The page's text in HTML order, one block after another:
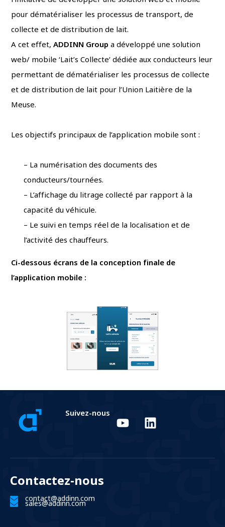
pour dématérialiser les processus de transport, de
collecte et de distribution de lait.
A cet effet, ADDINN Group a développé une solution
web/ mobile ‘Lait’s Collecte’ dédiée aux conducteurs leur
permettant de dématérialiser les processus de collecte
et de distribution de lait pour l’Union Laitière de la
Meuse.
Les objectifs principaux de l’application mobile sont :
– La numérisation des documents des
conducteurs/tournées.
– L’affichage du litrage collecté par rapport à la
capacité du véhicule.
– Le suivi en temps réel de la localisation et de
l’activité des chauffeurs.
Ci-dessous écrans de la conception finale de
l’application mobile :
Suivez-nous
Contactez-nous
contact@addinn.com
sales@addinn.com